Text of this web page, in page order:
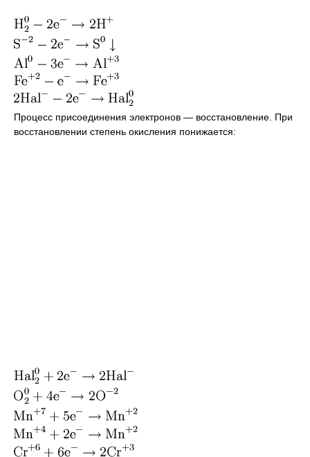
Процесс присоединения электронов — восстановление. При
восстановлении степень окисления понижается: